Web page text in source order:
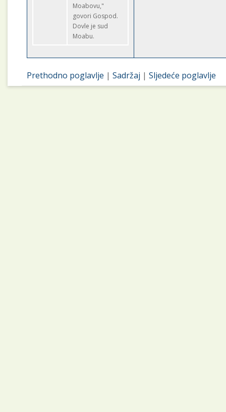
Moabovu,"
govori Gospod.
Dovle je sud
Moabu.
Prethodno poglavlje |Sadržaj |Sljedeće poglavlje